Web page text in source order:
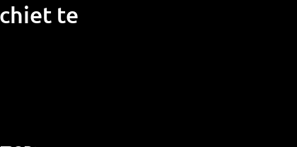
te